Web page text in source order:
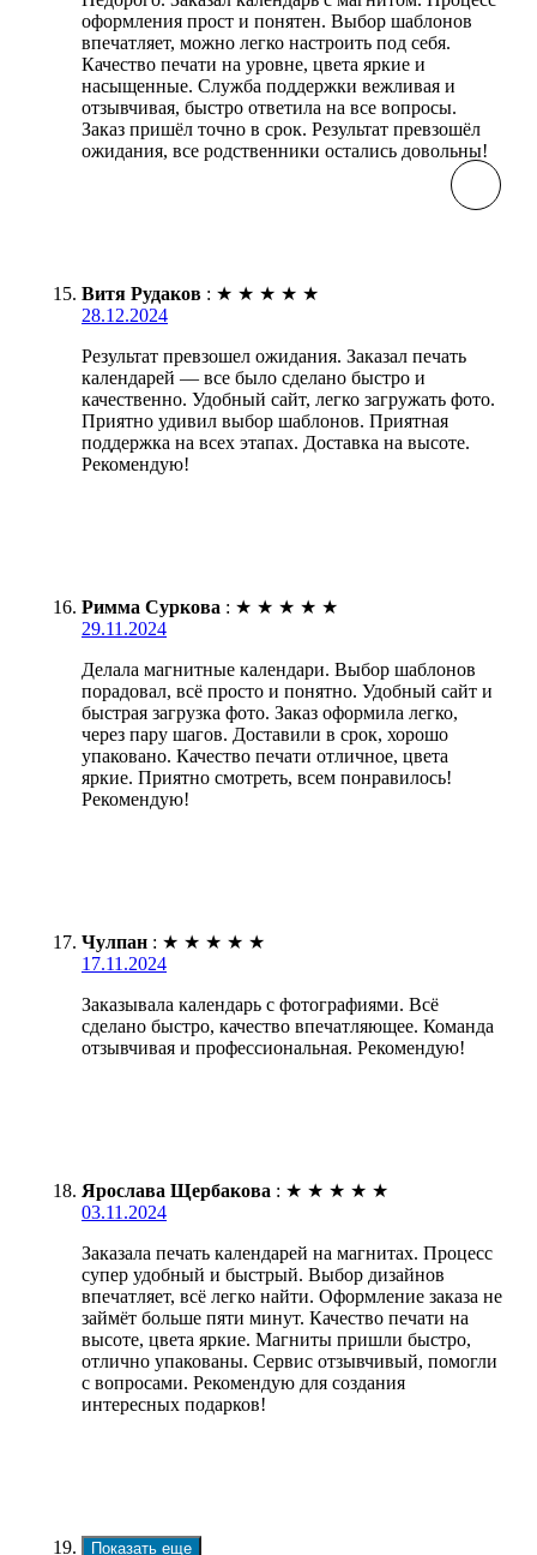
оформления прост и понятен. Выбор шаблонов
впечатляет, можно легко настроить под себя.
Качество печати на уровне, цвета яркие и
насыщенные. Служба поддержки вежливая и
отзывчивая, быстро ответила на все вопросы.
Заказ пришёл точно в срок. Результат превзошёл
ожидания, все родственники остались довольны!
Витя Рудаков : ★ ★ ★ ★ ★
28.12.2024
Результат превзошел ожидания. Заказал печать
календарей — все было сделано быстро и
качественно. Удобный сайт, легко загружать фото.
Приятно удивил выбор шаблонов. Приятная
поддержка на всех этапах. Доставка на высоте.
Рекомендую!
Римма Суркова : ★ ★ ★ ★ ★
29.11.2024
Делала магнитные календари. Выбор шаблонов
порадовал, всё просто и понятно. Удобный сайт и
быстрая загрузка фото. Заказ оформила легко,
через пару шагов. Доставили в срок, хорошо
упаковано. Качество печати отличное, цвета
яркие. Приятно смотреть, всем понравилось!
Рекомендую!
Чулпан : ★ ★ ★ ★ ★
17.11.2024
Заказывала календарь с фотографиями. Всё
сделано быстро, качество впечатляющее. Команда
отзывчивая и профессиональная. Рекомендую!
Ярослава Щербакова : ★ ★ ★ ★ ★
03.11.2024
Заказала печать календарей на магнитах. Процесс
супер удобный и быстрый. Выбор дизайнов
впечатляет, всё легко найти. Оформление заказа не
займёт больше пяти минут. Качество печати на
высоте, цвета яркие. Магниты пришли быстро,
отлично упакованы. Сервис отзывчивый, помогли
с вопросами. Рекомендую для создания
интересных подарков!
Показать еще